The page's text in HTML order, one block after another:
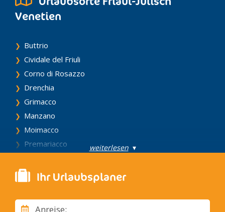
Venetien
Buttrio
Cividale del Friuli
Corno di Rosazzo
Drenchia
Grimacco
Manzano
Moimacco
Premariacco
Pulfero
San Giovanni al Natisone
San Leonardo
weiterlesen▾
Ihr Urlaubsplaner
Anreise: